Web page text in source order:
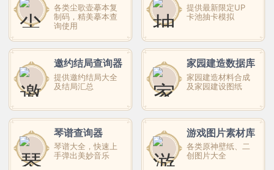
各类尘歌壶摹本复
制码，精美摹本查
询使用
提供最新限定UP
卡池抽卡模拟
邀约结局查询器
提供邀约结局大全
及结局汇总
家园建造数据库
家园建造材料合成
及家园建设图纸
琴谱查询器
琴谱大全，快速上
手弹出美妙音乐
游戏图片素材库
各类原神壁纸、二
创图片大全